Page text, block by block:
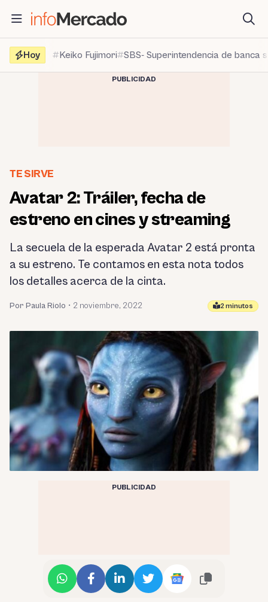
contenido
Hoy
Keiko Fujimori SBS- Superintendencia de banca
PUBLICIDAD
TE SIRVE
Avatar 2: Tráiler, fecha de
estreno en cines y streaming
La secuela de la esperada Avatar 2 está pronta
a su estreno. Te contamos en esta nota todos
los detalles acerca de la cinta.
Por Paula Riolo • 2 noviembre, 2022 2 minutos
PUBLICIDAD